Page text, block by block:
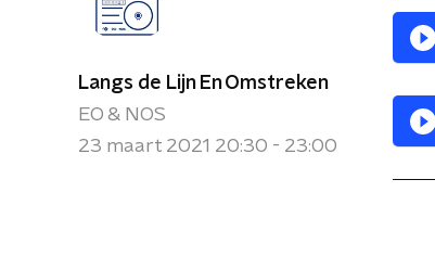
Langs de Lijn En Omstreken
EO & NOS
23 maart 2021 20:30 - 23:00